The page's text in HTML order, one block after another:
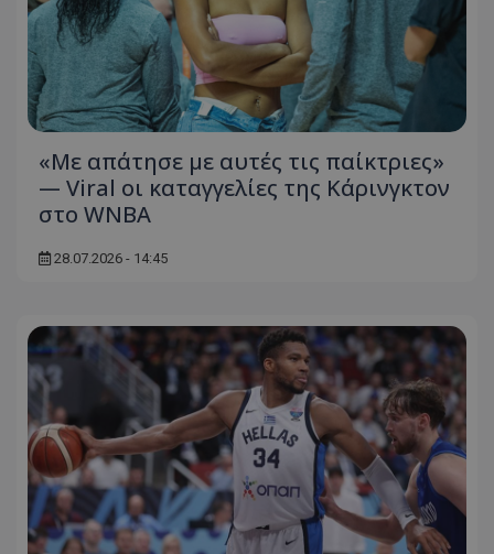
«Με απάτησε με αυτές τις παίκτριες»
— Viral οι καταγγελίες της Κάρινγκτον
στο WNBA
28.07.2026 - 14:45